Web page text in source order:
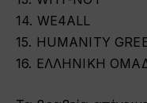
14. WE4ALL
15. HUMANITY
16. ΕΛΛΗΝΙΚΗ